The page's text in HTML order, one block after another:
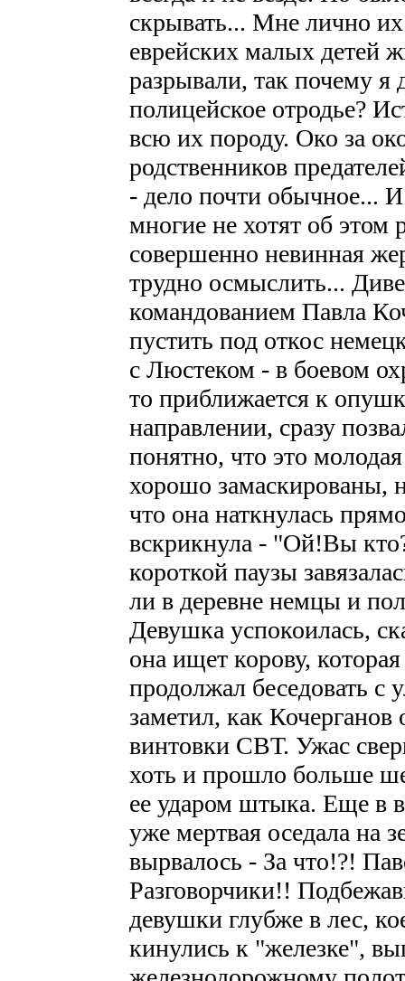
скрывать... Мне лично
еврейских малых детей
разрывали, так почему я
полицейское отродье?
всю их породу. Око за
родственников
- дело почти обычное...
многие не хотят об этом
совершенно невинная
трудно осмыслить...
командованием Павла
пустить под откос
с Люстеком - в боевом
то приближается к
направлении, сразу
понятно, что это
хорошо замаскированы,
что она наткнулась
вскрикнула - "Ой!Вы
короткой паузы
ли в деревне немцы и
Девушка успокоилась,
она ищет корову,
продолжал беседовать с
заметил, как
винтовки СВТ. Ужас
хоть и прошло больше
ее ударом штыка. Еще в
уже мертвая оседала на
вырвалось - За что!?!
Разговорчики!!
девушки глубже в лес,
кинулись к "железке",